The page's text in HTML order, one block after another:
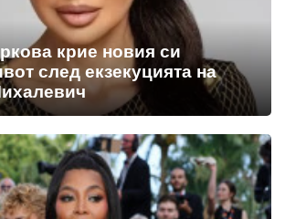
крие новия си
след екзекуцията на